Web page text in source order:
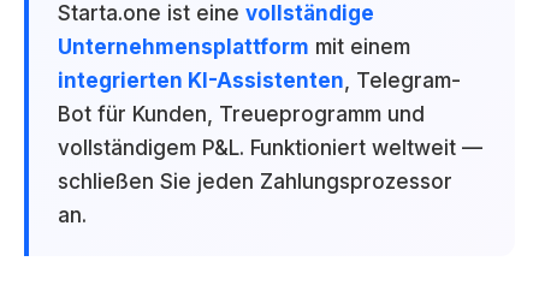
Starta.one ist eine vollständige
Unternehmensplattform mit einem
integrierten KI-Assistenten, Telegram-
Bot für Kunden, Treueprogramm und
vollständigem P&L. Funktioniert weltweit —
schließen Sie jeden Zahlungsprozessor
an.